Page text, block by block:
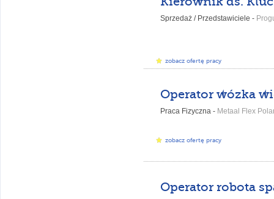
Sprzedaż / Przedstawiciele -
zobacz ofertę pracy
Operator wózka
Praca Fizyczna - Metaal Flex
zobacz ofertę pracy